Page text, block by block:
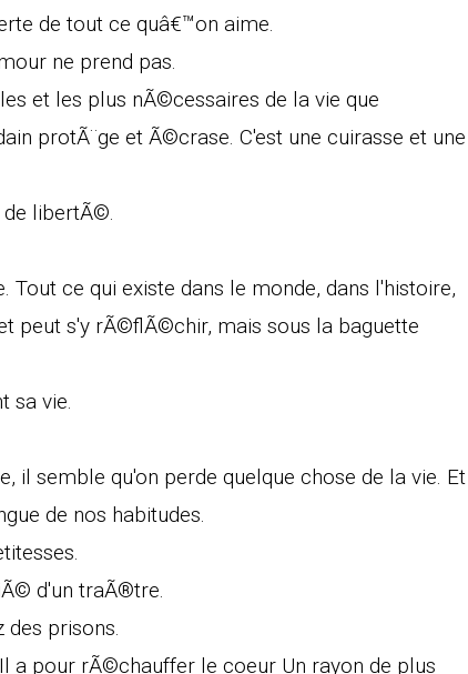
de tout ce quâ€™on aime.
ne prend pas.
et les plus nÃ©cessaires de la vie que
protÃ¨ge et Ã©crase. C'est une cuirasse et une
de libertÃ©.
ce qui existe dans le monde, dans l'histoire,
peut s'y rÃ©flÃ©chir, mais sous la baguette
sa vie.
il semble qu'on perde quelque chose de la vie. Et
de nos habitudes.
d'un traÃ®tre.
prisons.
a pour rÃ©chauffer le coeur Un rayon de plus